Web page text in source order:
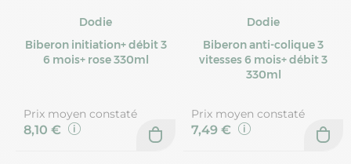
Dodie
Biberon initiation+ débit 3
6 mois+ rose 330ml
Prix moyen constaté
8,10 €
Dodie
Biberon anti-colique 3
vitesses 6 mois+ débit 3
330ml
Prix moyen constaté
7,49 €